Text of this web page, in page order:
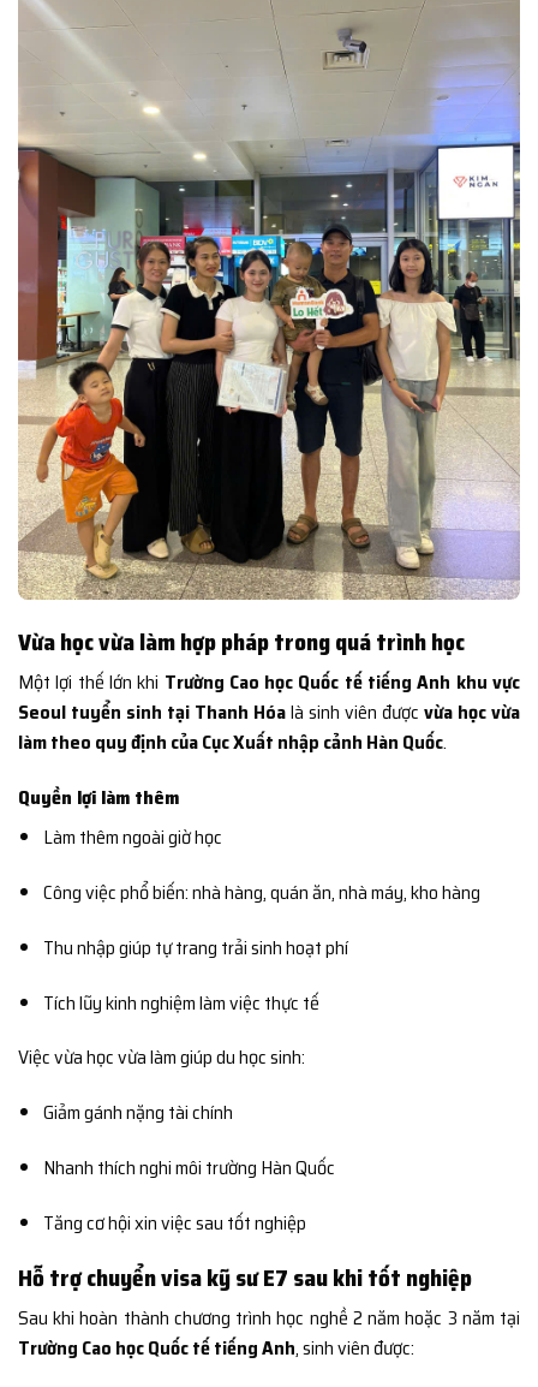
Vừa học vừa làm hợp pháp trong quá trình học
Một lợi thế lớn khi Trường Cao học Quốc tế tiếng Anh khu vực
Seoul tuyển sinh tại Thanh Hóalà sinh viên được vừa học vừa
làm theo quy định của Cục Xuất nhập cảnh Hàn Quốc.
Quyền lợi làm thêm
Làm thêm ngoài giờ học
Công việc phổ biến: nhà hàng, quán ăn, nhà máy, kho hàng
Thu nhập giúp tự trang trải sinh hoạt phí
Tích lũy kinh nghiệm làm việc thực tế
Việc vừa học vừa làm giúp du học sinh:
Giảm gánh nặng tài chính
Nhanh thích nghi môi trường Hàn Quốc
Tăng cơ hội xin việc sau tốt nghiệp
Hỗ trợ chuyển visa kỹ sư E7 sau khi tốt nghiệp
Sau khi hoàn thành chương trình học nghề 2 năm hoặc 3 năm tại
Trường Cao học Quốc tế tiếng Anh, sinh viên được: